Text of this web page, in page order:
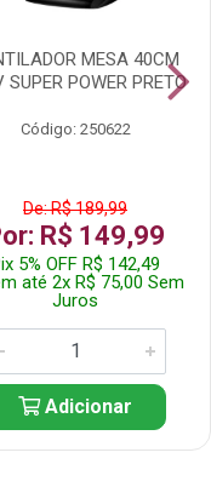
MESA 40CM
SUPER POWER PRETO
Código: 250622
De: R$ 189,99
R$ 149,99
5% OFF R$ 142,49
até 2x R$ 75,00 Sem
Juros
Adicionar